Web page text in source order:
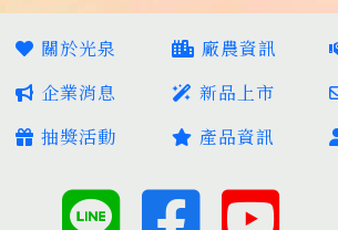
關於光泉
企業消息
抽獎活動
廠農資訊
新品上市
產品資訊